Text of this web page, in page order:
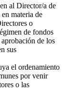
al Director/a de
materia de
o
de fondos
de los
sus
el ordenamiento
por venir
o las